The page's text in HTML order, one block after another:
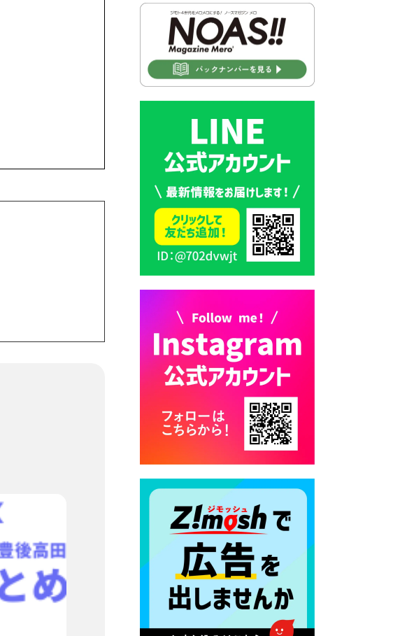
書が変わります！
2026年7月30日 豊前市立豊前
中学校の進捗状況について
2026年7月30日 豊前市立学校
2026年7月30日 豊前市立学校
紹介≪再編計画の見直しにつ
いて≫
2026年7月29日 豊前市指定ご
み袋販売のお知らせ
2026年7月28日 豊前カラス天
狗みなと祭り（花火大会）開
催決定！
2026年7月28日 令和8年度
京築地区水道企業団職員採用
試験（募集）
2026年7月27日 マイナンバー
カード交付に伴う休日および
平日夜間開庁の案内
2026年7月22日 令和８年度
「こども文化パスポート事
2026年7月21日 卜仙の郷 お
盆期間の営業時間のお知らせ
2026年7月17日 バス経路検索
のご利用案内
2026年7月10日 台湾伝統音楽
団体 「北埔八音団・楽善軒」
公演開催のお知らせ
ンディング型ふるさと納税の